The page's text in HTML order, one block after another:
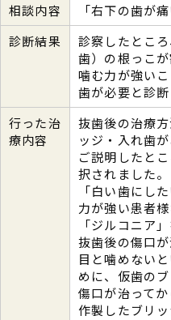
相談内容
「右下の歯が
診断結果
診察したとこ
歯）の根っこが
噛む力が強い
歯が必要と診断
行った治
療内容
抜歯後の治療
ッジ・入れ歯
ご説明したと
択されました。
「白い歯にし
力が強い患者
「ジルコニア
抜歯後の傷口
目と噛めない
めに、仮歯の
傷口が治って
作製したブリ